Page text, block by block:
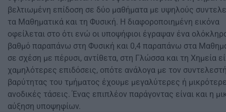
βελτιωμένη επίδοση σε δύο μαθήματα με υψηλούς
τα Μαθηματικά και τη Φυσική. Η διαφοροποιημένη εικόνα
οφείλεται στο ότι ενώ οι υποψήφιοι έγραψαν ένα
βαθμό παραπάνω στη Φυσική και 0,4 παραπάνω στα
σε σχέση με πέρυσι, αντίθετα, στη Γλώσσα και τη Χημεία
χαμηλότερες επιδόσεις, οπότε ανάλογα με τον
βαρύτητας του τμήματος έχουμε μεγαλύτερες ή
ανοδικές τάσεις. Ένας επιπλέον παράγοντας είναι και η
αύξηση υποψηφίων.